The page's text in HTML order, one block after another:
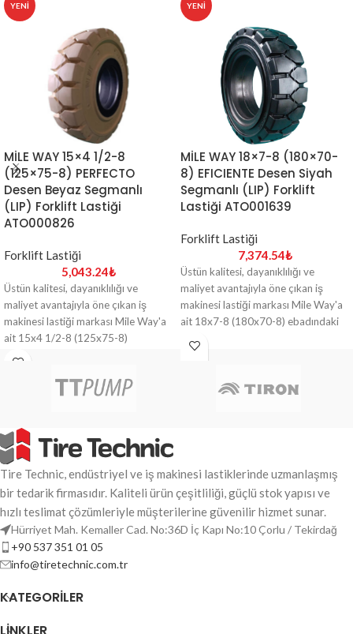
YENI
MİLE WAY 15×4 1/2-8
(125×75-8) PERFECTO
Desen Beyaz Segmanlı
(LIP) Forklift Lastiği
ATO000826
Forklift Lastiği
5,043.24₺
Üstün kalitesi, dayanıklılığı ve
maliyet avantajıyla öne çıkan iş
makinesi lastiği markası Mile Way'a
ait 15x4 1/2-8 (125x75-8)
yüklere ve zorlu zeminlere her zaman
YENI
MİLE WAY 18×7-8 (180×70-
8) EFICIENTE Desen Siyah
Segmanlı (LIP) Forklift
Lastiği ATO001639
Forklift Lastiği
7,374.54₺
Üstün kalitesi, dayanıklılığı ve
maliyet avantajıyla öne çıkan iş
makinesi lastiği markası Mile Way'a
ait 18x7-8 (180x70-8) ebadındaki
Dolgulu Forklift Lastiği ile ağır
hazır olun.
Tire Technic, endüstriyel ve iş makinesi lastiklerinde uzmanlaşmış
bir tedarik firmasıdır. Kaliteli ürün çeşitliliği, güçlü stok yapısı ve
hızlı teslimat çözümleriyle müşterilerine güvenilir hizmet sunar.
Hürriyet Mah. Kemaller Cad. No:36D İç Kapı No:10 Çorlu / Tekirdağ
+90 537 351 01 05
info@tiretechnic.com.tr
KATEGORILER